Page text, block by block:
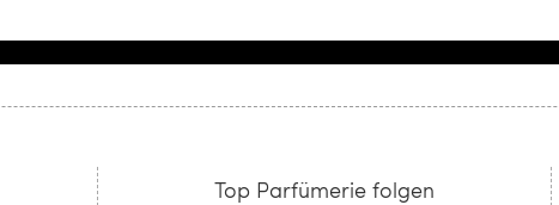
Top Parfümerie folgen